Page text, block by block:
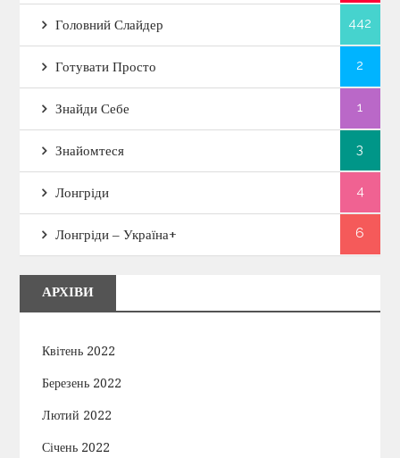
Головний Слайдер 442
Готувати Просто 2
Знайди Себе 1
Знайомтеся 3
Лонгріди 4
Лонгріди – Україна+ 6
АРХІВИ
Квітень 2022
Березень 2022
Лютий 2022
Січень 2022